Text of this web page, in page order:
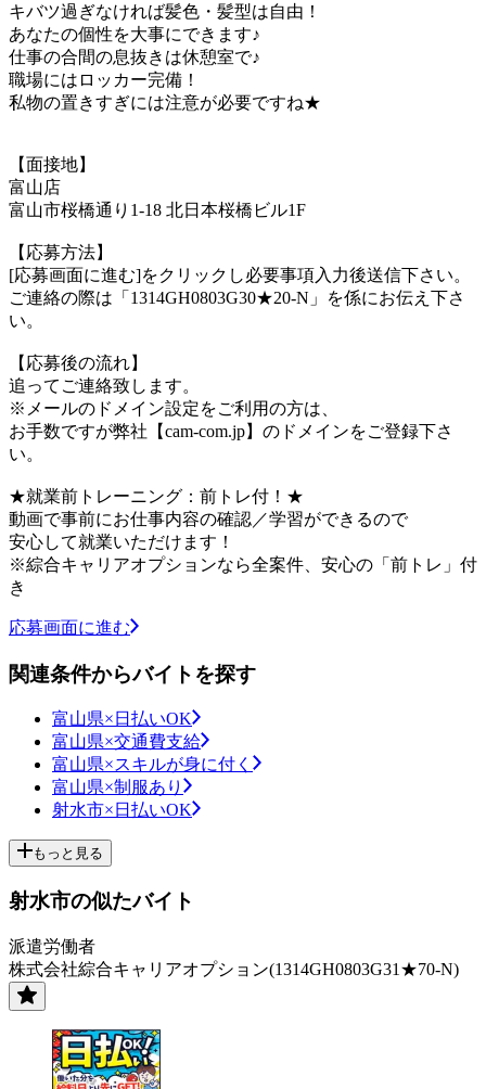
キバツ過ぎなければ髪色・髪型は自由！
あなたの個性を大事にできます♪
仕事の合間の息抜きは休憩室で♪
職場にはロッカー完備！
私物の置きすぎには注意が必要ですね★
【面接地】
富山店
富山市桜橋通り1-18 北日本桜橋ビル1F
【応募方法】
[応募画面に進む]をクリックし必要事項入力後送信下さい。
ご連絡の際は「1314GH0803G30★20-N」を係にお伝え下さ
い。
【応募後の流れ】
追ってご連絡致します。
※メールのドメイン設定をご利用の方は、
お手数ですが弊社【cam-com.jp】のドメインをご登録下さ
い。
★就業前トレーニング：前トレ付！★
動画で事前にお仕事内容の確認／学習ができるので
安心して就業いただけます！
※綜合キャリアオプションなら全案件、安心の「前トレ」付
き
応募画面に進む
関連条件からバイトを探す
富山県×日払いOK
富山県×交通費支給
富山県×スキルが身に付く
富山県×制服あり
射水市×日払いOK
もっと見る
射水市の似たバイト
派遣労働者
株式会社綜合キャリアオプション(1314GH0803G31★70-N)